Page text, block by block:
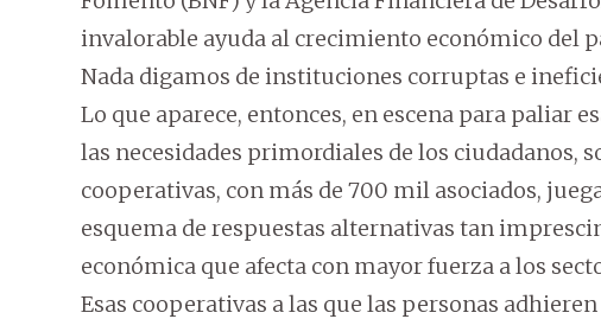
invalorable ayuda al crecimiento económico del
Nada digamos de instituciones corruptas e
Lo que aparece, entonces, en escena para paliar
las necesidades primordiales de los ciudadanos,
cooperativas, con más de 700 mil asociados,
esquema de respuestas alternativas tan
económica que afecta con mayor fuerza a los
Esas cooperativas a las que las personas